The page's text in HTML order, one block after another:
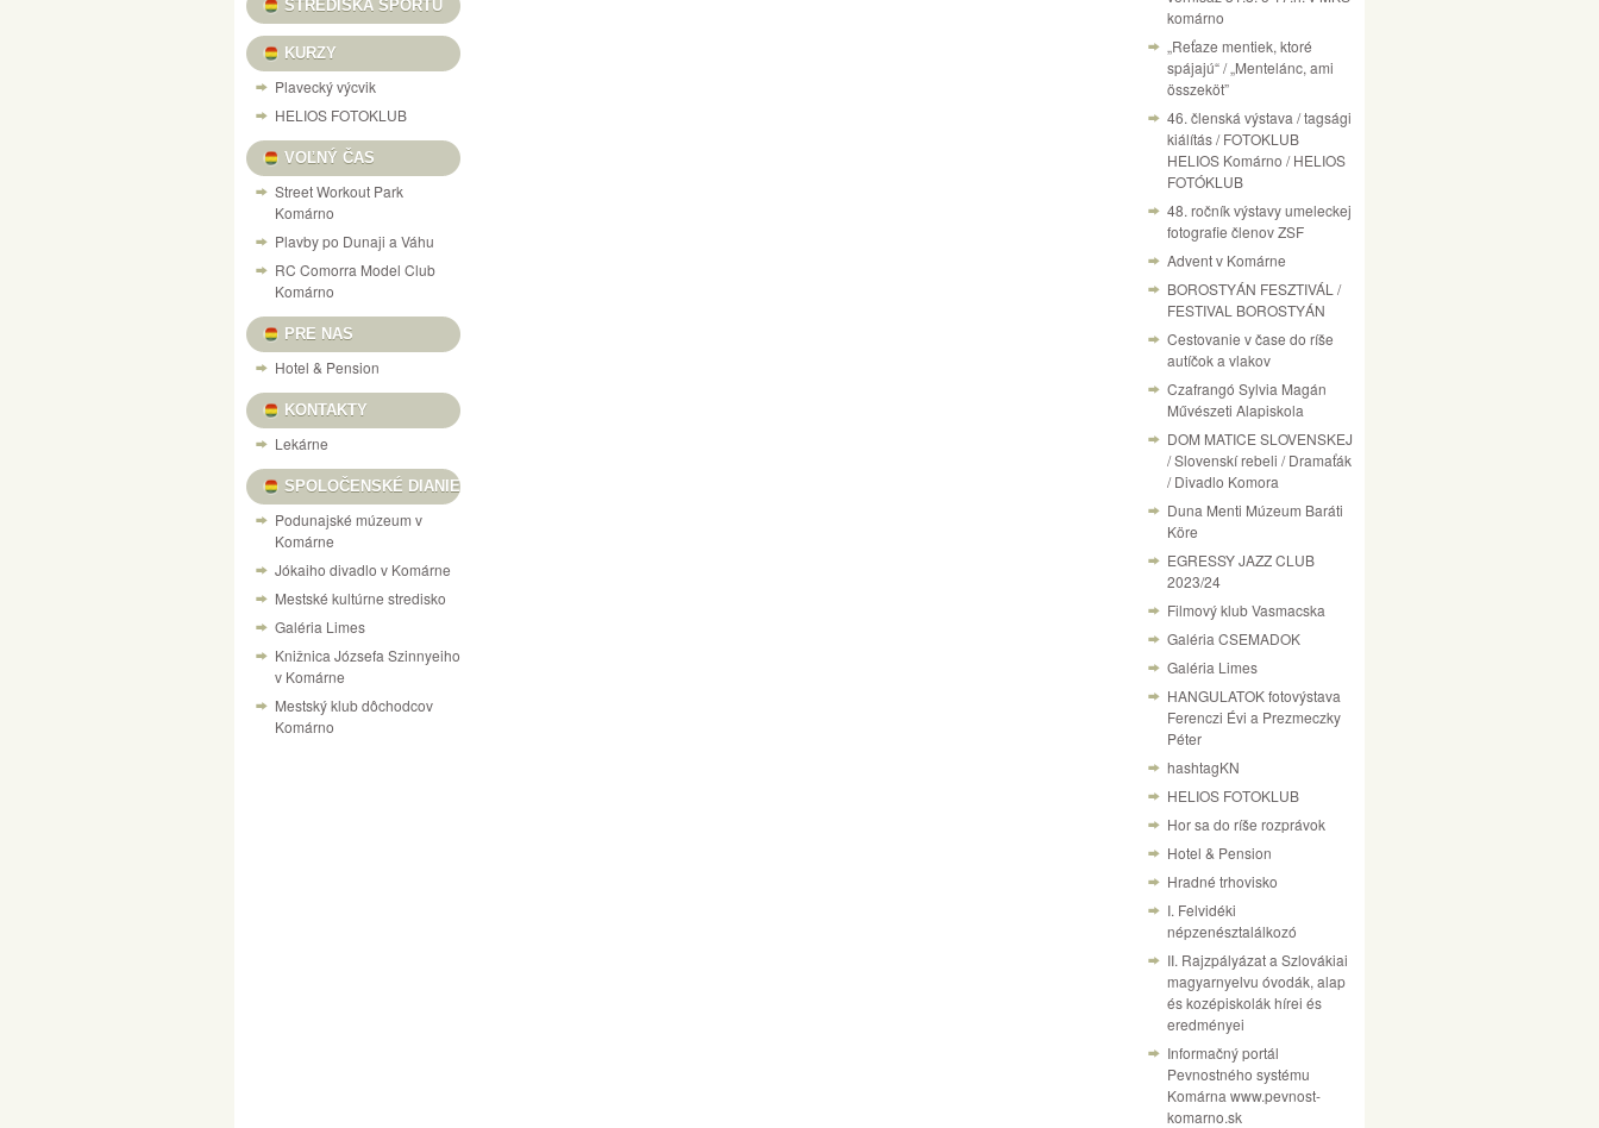
HANGULATOK FOTOVÝSTAVA FERENCZI ÉVI A PREZMECZKY PÉTER
STREDISKÁ ŠPORTU
KURZY
Plavecký výcvik
HELIOS FOTOKLUB
VOĽNÝ ČAS
Street Workout Park
Komárno
Plavby po Dunaji a Váhu
RC Comorra Model Club
Komárno
PRE NAS
Hotel & Pension
KONTAKTY
Lekárne
SPOLOČENSKÉ DIANIE
Podunajské múzeum v
Komárne
Jókaiho divadlo v Komárne
Mestské kultúrne stredisko
Galéria Limes
Knižnica Józsefa Szinnyeiho
v Komárne
Mestský klub dôchodcov
Komárno
komárno
„Reťaze mentiek, ktoré
spájajú“ / „Mentelánc, ami
összeköt”
46. členská výstava / tagsági
kiálítás / FOTOKLUB
HELIOS Komárno / HELIOS
FOTÓKLUB
48. ročník výstavy umeleckej
fotografie členov ZSF
Advent v Komárne
BOROSTYÁN FESZTIVÁL /
FESTIVAL BOROSTYÁN
Cestovanie v čase do ríše
autíčok a vlakov
Czafrangó Sylvia Magán
Művészeti Alapiskola
DOM MATICE SLOVENSKEJ
/ Slovenskí rebeli / Dramaťák
/ Divadlo Komora
Duna Menti Múzeum Baráti
Köre
EGRESSY JAZZ CLUB
2023/24
Filmový klub Vasmacska
Galéria CSEMADOK
Galéria Limes
HANGULATOK fotovýstava
Ferenczi Évi a Prezmeczky
Péter
hashtagKN
HELIOS FOTOKLUB
Hor sa do ríše rozprávok
Hotel & Pension
Hradné trhovisko
I. Felvidéki
népzenésztalálkozó
II. Rajzpályázat a Szlovákiai
magyarnyelvu óvodák, alap
és kozépiskolák hírei és
eredményei
Informačný portál
Pevnostného systému
Komárna www.pevnost-
komarno.sk